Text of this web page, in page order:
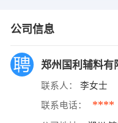
公司信息
郑州国利辅料有
联系人： 李女士
联系电话： ****